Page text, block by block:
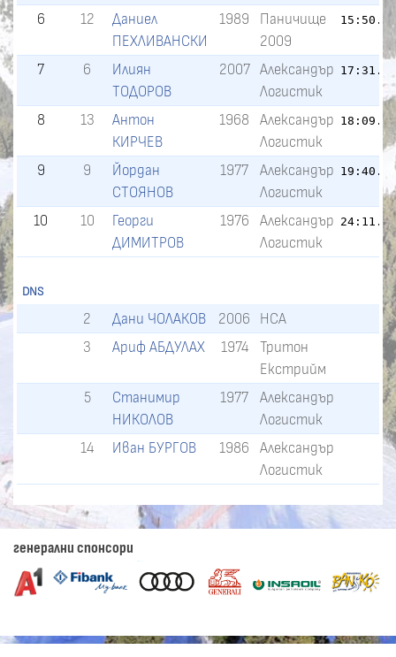
6 12
Даниел
ПЕХЛИВАНСКИ
1989
Паничище
2009
7 6
Илиян
ТОДОРОВ
2007
Александър
Логистик
8 13
Антон
КИРЧЕВ
1968
Александър
Логистик
9 9
Йордан
СТОЯНОВ
1977
Александър
Логистик
10 10
Георги
ДИМИТРОВ
1976
Александър
Логистик
DNS
2 Дани ЧОЛАКОВ 2006
НСА
3
Ариф АБДУЛАХ 1974
Тритон
Екстрийм
5
Станимир
НИКОЛОВ
1977
Александър
Логистик
14
Иван БУРГОВ 1986
Александър
Логистик
генерални спонсори